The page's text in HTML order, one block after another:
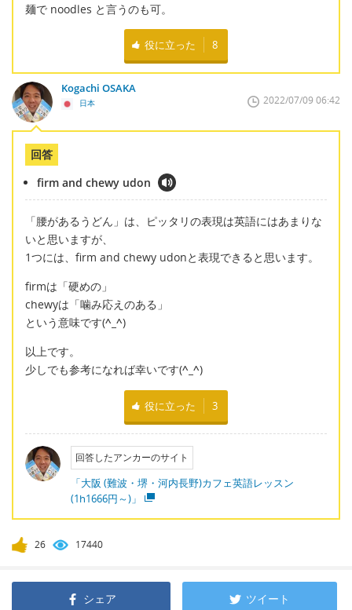
麺で noodles と言うのも可。
役に立った 8
Kogachi OSAKA
日本 2022/07/09 06:42
回答
firm and chewy udon
「腰があるうどん」は、ピッタリの表現は英語にはあまりな
いと思いますが、
1つには、firm and chewy udonと表現できると思います。
firmは「硬めの」
chewyは「噛み応えのある」
という意味です(^_^)
以上です。
少しでも参考になれば幸いです(^_^)
役に立った 3
回答したアンカーのサイト
「大阪 (難波・堺・河内長野)カフェ英語レッスン
(1h1666円～)」
26 17440
シェア ツイート